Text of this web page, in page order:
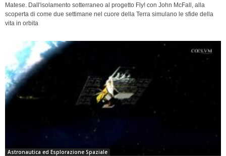
Matese. Dall'isolamento sotterraneo al progetto Fly! con John McFall, alla
scoperta di come due settimane nel cuore della Terra simulano le sfide della
vita in orbita
Astronautica ed Esplorazione Spaziale